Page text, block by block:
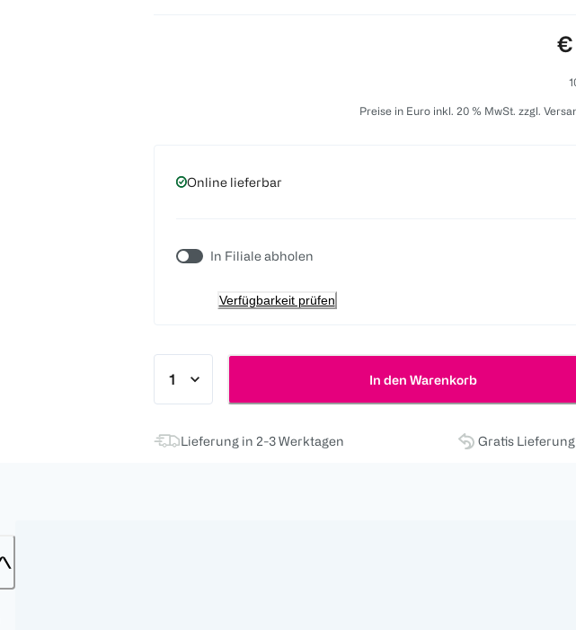
€
Preise in Euro inkl. 20 % MwSt. zzgl.
Online lieferbar
In Filiale abholen
Verfügbarkeit prüfen
In den Warenkorb
Lieferung in 2-3 Werktagen Gratis